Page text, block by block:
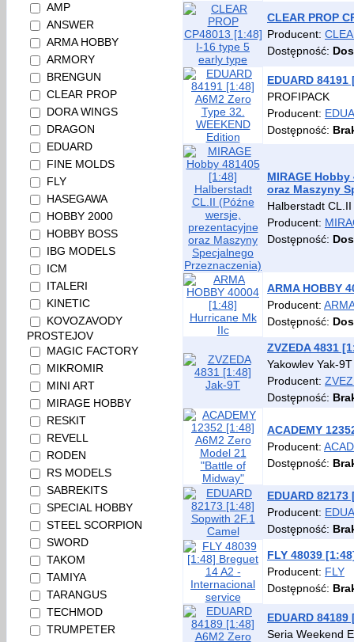
AMP
ANSWER
ARMA HOBBY
ARMORY
BRENGUN
CLEAR PROP
DORA WINGS
DRAGON
EDUARD
FINE MOLDS
FLY
HASEGAWA
HOBBY 2000
HOBBY BOSS
IBG MODELS
ICM
ITALERI
KINETIC
KOVOZAVODY
PROSTEJOV
MAGIC FACTORY
MIKROMIR
MINI ART
MIRAGE HOBBY
RESKIT
REVELL
RODEN
RS MODELS
SABREKITS
SPECIAL HOBBY
STEEL SCORPION
SWORD
TAKOM
TAMIYA
TARANGUS
TECHMOD
TRUMPETER
CLEAR PROP
Producent:
Dostępność:
EDUARD
PROFIPACK
Producent:
Dostępność:
MIRAGE
oraz Maszyny
Halberstadt
Producent:
Dostępność:
ARMA HOBBY
Producent:
Dostępność:
ZVZEDA 4831
Yakowlev Yak-9T
Producent:
Dostępność:
ACADEMY
Producent:
Dostępność:
EDUARD
Producent:
Dostępność:
FLY 48039
Producent: FLY
Dostępność:
EDUARD
Seria Weekend